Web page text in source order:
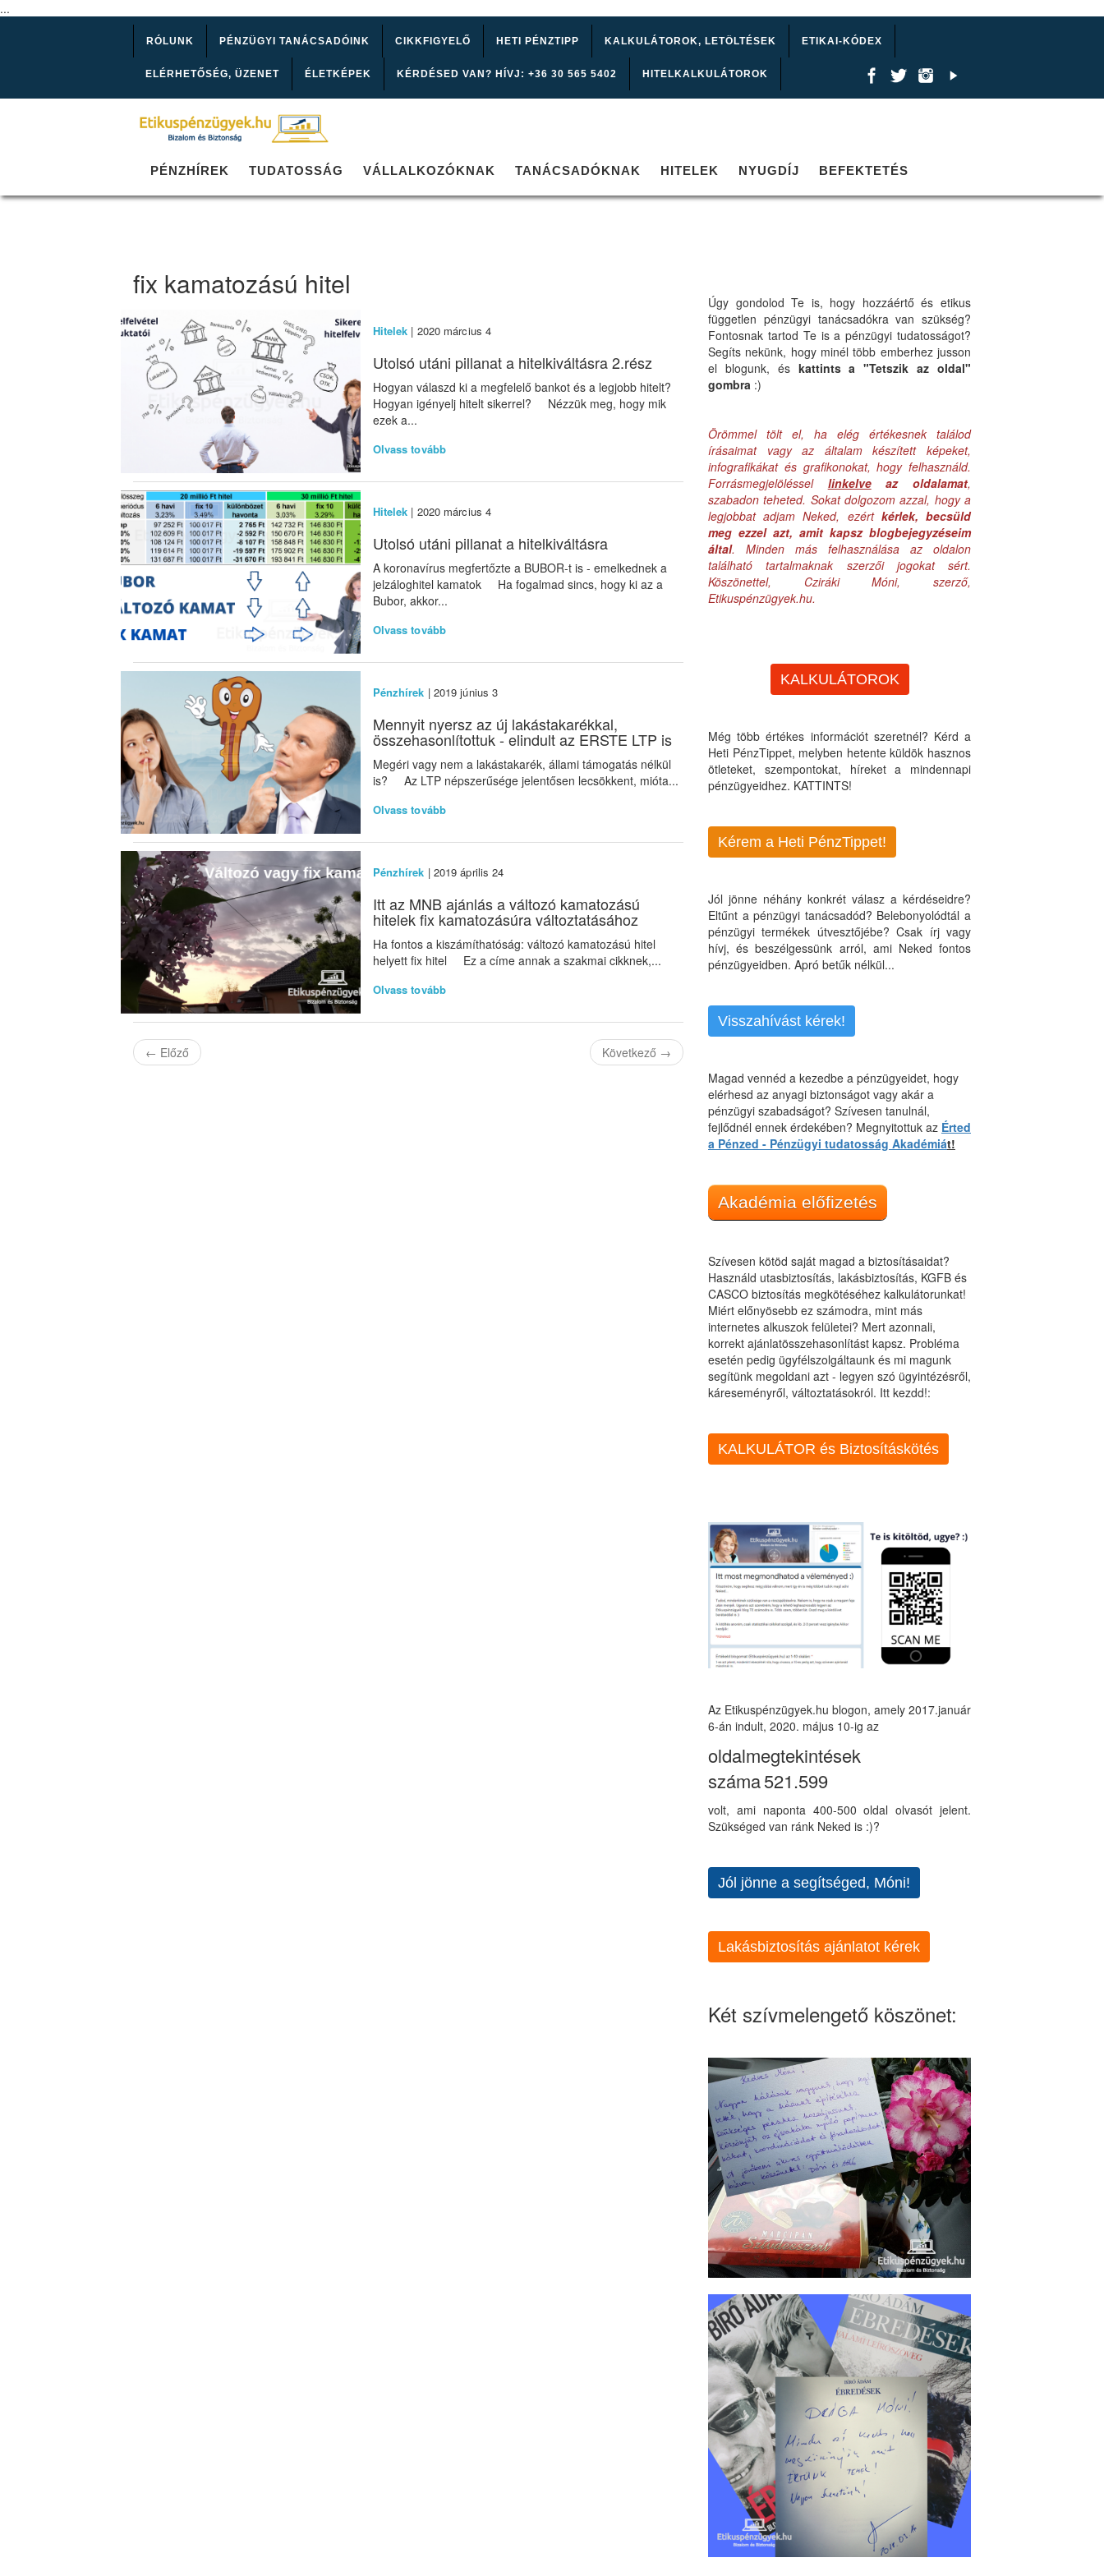
...
RÓLUNK PÉNZÜGYI TANÁCSADÓINK CIKKFIGYELŐ HETI PÉNZTIPP KALKULÁTOROK, LETÖLTÉSEK ETIKAI-KÓDEX
ELÉRHETŐSÉG, ÜZENET ÉLETKÉPEK KÉRDÉSED VAN? HÍVJ: +36 30 565 5402 HITELKALKULÁTOROK
PÉNZHÍREK TUDATOSSÁG VÁLLALKOZÓKNAK TANÁCSADÓKNAK HITELEK NYUGDÍJ BEFEKTETÉS
fix kamatozású hitel
Hitelek | 2020 március 4
Utolsó utáni pillanat a hitelkiváltásra 2.rész
Hogyan válaszd ki a megfelelő bankot és a legjobb hitelt?
Hogyan igényelj hitelt sikerrel? Nézzük meg, hogy mik
ezek a...
Olvass tovább
Hitelek | 2020 március 4
Utolsó utáni pillanat a hitelkiváltásra
A koronavírus megfertőzte a BUBOR-t is - emelkednek a
jelzáloghitel kamatok Ha fogalmad sincs, hogy ki az a
Bubor, akkor...
Olvass tovább
Pénzhírek | 2019 június 3
Mennyit nyersz az új lakástakarékkal,
összehasonlítottuk - elindult az ERSTE LTP is
Megéri vagy nem a lakástakarék, állami támogatás nélkül
is? Az LTP népszerűsége jelentősen lecsökkent, mióta...
Olvass tovább
Pénzhírek | 2019 április 24
Itt az MNB ajánlás a változó kamatozású
hitelek fix kamatozásúra változtatásához
Ha fontos a kiszámíthatóság: változó kamatozású hitel
helyett fix hitel Ez a címe annak a szakmai cikknek,...
Olvass tovább
← Előző Következő →
Úgy gondolod Te is, hogy hozzáértő és etikus
független pénzügyi tanácsadókra van szükség?
Fontosnak tartod Te is a pénzügyi tudatosságot?
Segíts nekünk, hogy minél több emberhez jusson
el blogunk, és kattints a "Tetszik az oldal"
gombra :)
Örömmel tölt el, ha elég értékesnek találod
írásaimat vagy az általam készített képeket,
infografikákat és grafikonokat, hogy felhasználd.
Forrásmegjelöléssel linkelveaz oldalamat,
szabadon teheted. Sokat dolgozom azzal, hogy a
legjobbat adjam Neked, ezért kérlek, becsüld
meg ezzel azt, amit kapsz blogbejegyzéseim
által. Minden más felhasználása az oldalon
található tartalmaknak szerzői jogokat sért.
Köszönettel, Cziráki Móni, szerző,
Etikuspénzügyek.hu.
KALKULÁTOROK
Még több értékes információt szeretnél? Kérd a
Heti PénzTippet, melyben hetente küldök hasznos
ötleteket, szempontokat, híreket a mindennapi
pénzügyeidhez. KATTINTS!
Kérem a Heti PénzTippet!
Jól jönne néhány konkrét válasz a kérdéseidre?
Eltűnt a pénzügyi tanácsadód? Belebonyolódtál a
pénzügyi termékek útvesztőjébe? Csak írj vagy
hívj, és beszélgessünk arról, ami Neked fontos
pénzügyeidben. Apró betűk nélkül...
Visszahívást kérek!
Magad vennéd a kezedbe a pénzügyeidet, hogy
elérhesd az anyagi biztonságot vagy akár a
pénzügyi szabadságot? Szívesen tanulnál,
fejlődnél ennek érdekében? Megnyitottuk az Érted
a Pénzed - Pénzügyi tudatosság Akadémiát!
Akadémia előfizetés
Szívesen kötöd saját magad a biztosításaidat?
Használd utasbiztosítás, lakásbiztosítás, KGFB és
CASCO biztosítás megkötéséhez kalkulátorunkat!
Miért előnyösebb ez számodra, mint más
internetes alkuszok felületei? Mert azonnali,
korrekt ajánlatösszehasonlítást kapsz. Probléma
esetén pedig ügyfélszolgáltaunk és mi magunk
segítünk megoldani azt - legyen szó ügyintézésről,
káreseményről, változtatásokról. Itt kezdd!:
KALKULÁTOR és Biztosításkötés
Az Etikuspénzügyek.hu blogon, amely 2017.január
6-án indult, 2020. május 10-ig az
oldalmegtekintések
száma521.599
volt, ami naponta 400-500 oldal olvasót jelent.
Szükséged van ránk Neked is :)?
Jól jönne a segítséged, Móni!
Lakásbiztosítás ajánlatot kérek
Két szívmelengető köszönet: